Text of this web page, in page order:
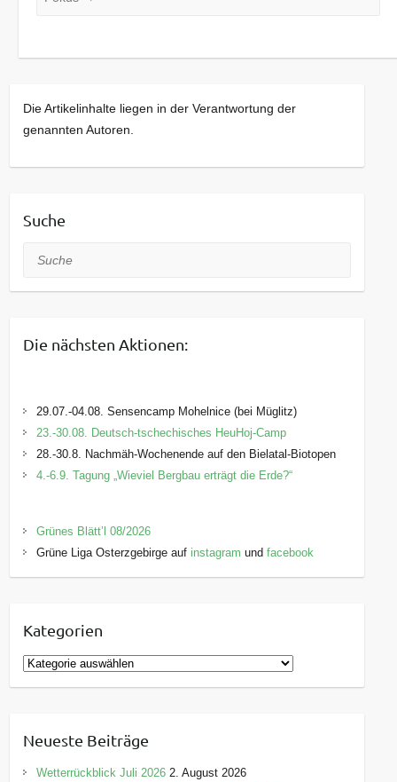
Die Artikelinhalte liegen in der Verantwortung der
genannten Autoren.
Suche
Suche
Die nächsten Aktionen:
29.07.-04.08. Sensencamp Mohelnice (bei Müglitz)
23.-30.08. Deutsch-tschechisches HeuHoj-Camp
28.-30.8. Nachmäh-Wochenende auf den Bielatal-Biotopen
4.-6.9. Tagung „Wieviel Bergbau erträgt die Erde?“
Grünes Blätt’l 08/2026
Grüne Liga Osterzgebirge auf instagram undfacebook
Kategorien
K
a
g
o
Neueste Beiträge
Wetterrückblick Juli 2026 2. August 2026